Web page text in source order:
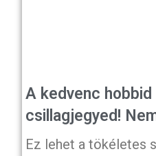
A kedvenc hobbid
csillagjegyed!
Ez lehet a tökéletes